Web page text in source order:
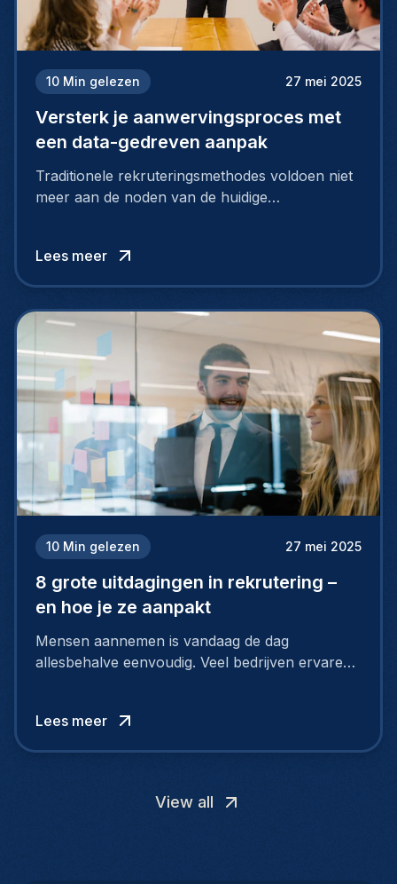
10 Min gelezen 27 mei 2025
Versterk je aanwervingsproces met
een data-gedreven aanpak
Traditionele rekruteringsmethodes voldoen niet
meer aan de noden van de huidige
slimmer rekruteren.
Lees meer
10 Min gelezen 27 mei 2025
8 grote uitdagingen in rekrutering –
en hoe je ze aanpakt
Mensen aannemen is vandaag de dag
allesbehalve eenvoudig. Veel bedrijven ervaren
zoeken meer dan alleen een salaris.
Lees meer
View all